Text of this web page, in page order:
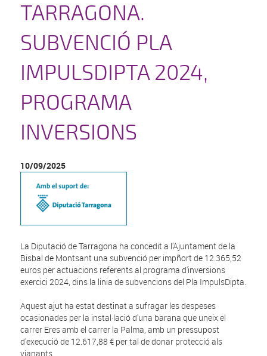
TARRAGONA.
SUBVENCIÓ PLA
IMPULSDIPTA 2024,
PROGRAMA
INVERSIONS
10/09/2025
La Diputació de Tarragona ha concedit a l'Ajuntament de la
Bisbal de Montsant una subvenció per impñort de 12.365,52
euros per actuacions referents al programa d'inversions
exercici 2024, dins la linia de subvencions del Pla ImpulsDipta.
Aquest ajut ha estat destinat a sufragar les despeses
ocasionades per la instal·lació d'una barana que uneix el
carrer Eres amb el carrer la Palma, amb un pressupost
d'execució de 12.617,88 € per tal de donar protecció als
vianants.